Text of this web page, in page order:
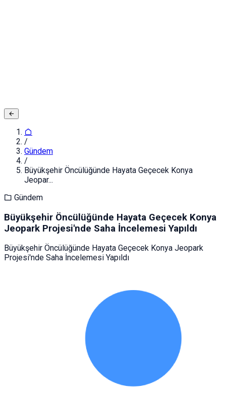
/
Gündem
/
Büyükşehir Öncülüğünde Hayata Geçecek Konya
Jeopar...
Gündem
Büyükşehir Öncülüğünde Hayata Geçecek Konya
Jeopark Projesi'nde Saha İncelemesi Yapıldı
Büyükşehir Öncülüğünde Hayata Geçecek Konya Jeopark
Projesi'nde Saha İncelemesi Yapıldı